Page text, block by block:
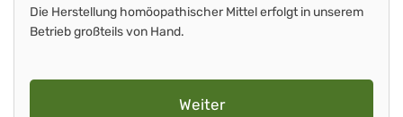
Die Herstellung homöopathischer Mittel erfolgt in unserem
Betrieb großteils von Hand.
Weiter